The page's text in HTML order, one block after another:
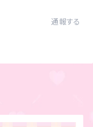
通報する